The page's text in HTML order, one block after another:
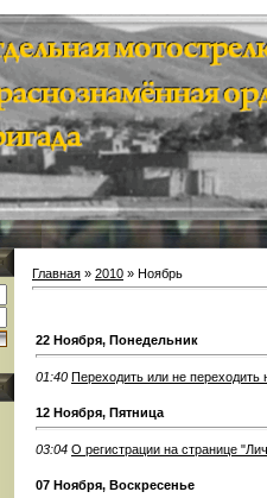
Главная » 2010 » Ноябрь
22 Ноября, Понедельник
01:40 Переходить или не
12 Ноября, Пятница
03:04 О регистрации на странице
07 Ноября, Воскресенье